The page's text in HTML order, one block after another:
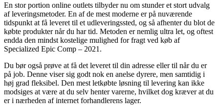
En stor portion online outlets tilbyder nu om stunder et stort udvalg
af leveringsmetoder. En af de mest moderne er på nuværende
tidspunkt at få leveret til et udleveringssted, og så afhenter du blot de
købte produkter når du har tid. Metoden er nemlig ultra let, og oftest
endda den mindst kostelige mulighed for fragt ved køb af
Specialized Epic Comp – 2021.
Du bør også prøve at få det leveret til din adresse eller til når du er
på job. Denne viser sig godt nok en anelse dyrere, men samtidig i
høj grad fleksibel. Den mest letkøbte løsning til levering kan ikke
modsiges at være at du selv henter varerne, hvilket dog kræver at du
er i nærheden af internet forhandlerens lager.